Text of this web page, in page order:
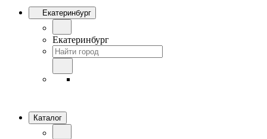
Екатеринбург
Екатеринбург
Каталог